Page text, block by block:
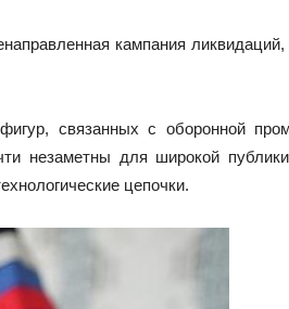
кампания
связанных с оборонной
незаметны для широкой
цепочки.